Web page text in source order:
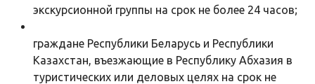
экскурсионной группы на срок не более 24 часов;
граждане Республики Беларусь и Республики
Казахстан, въезжающие в Республику Абхазия в
туристических или деловых целях на срок не